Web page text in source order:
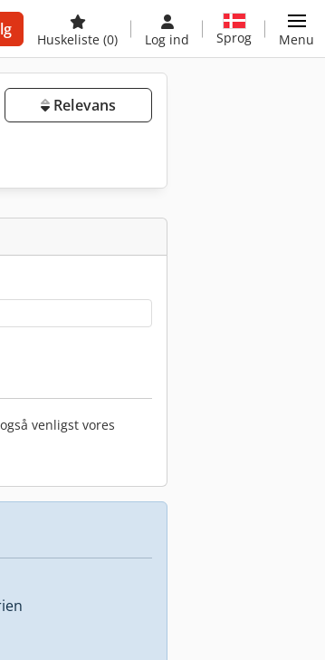
Huskeliste (0) Log ind Sprog Menu
Relevans
venligst vores